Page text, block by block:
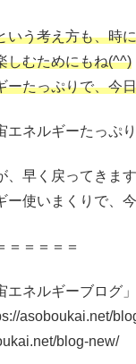
いう考え方も、時
しむためにもね(^^)
ーたっぷりで、今
エネルギーたっぷ
、早く戻ってきま
ー使いまくりで、
＝＝＝＝＝
ルギーブログ」
asoboukai.net/
blog-new/